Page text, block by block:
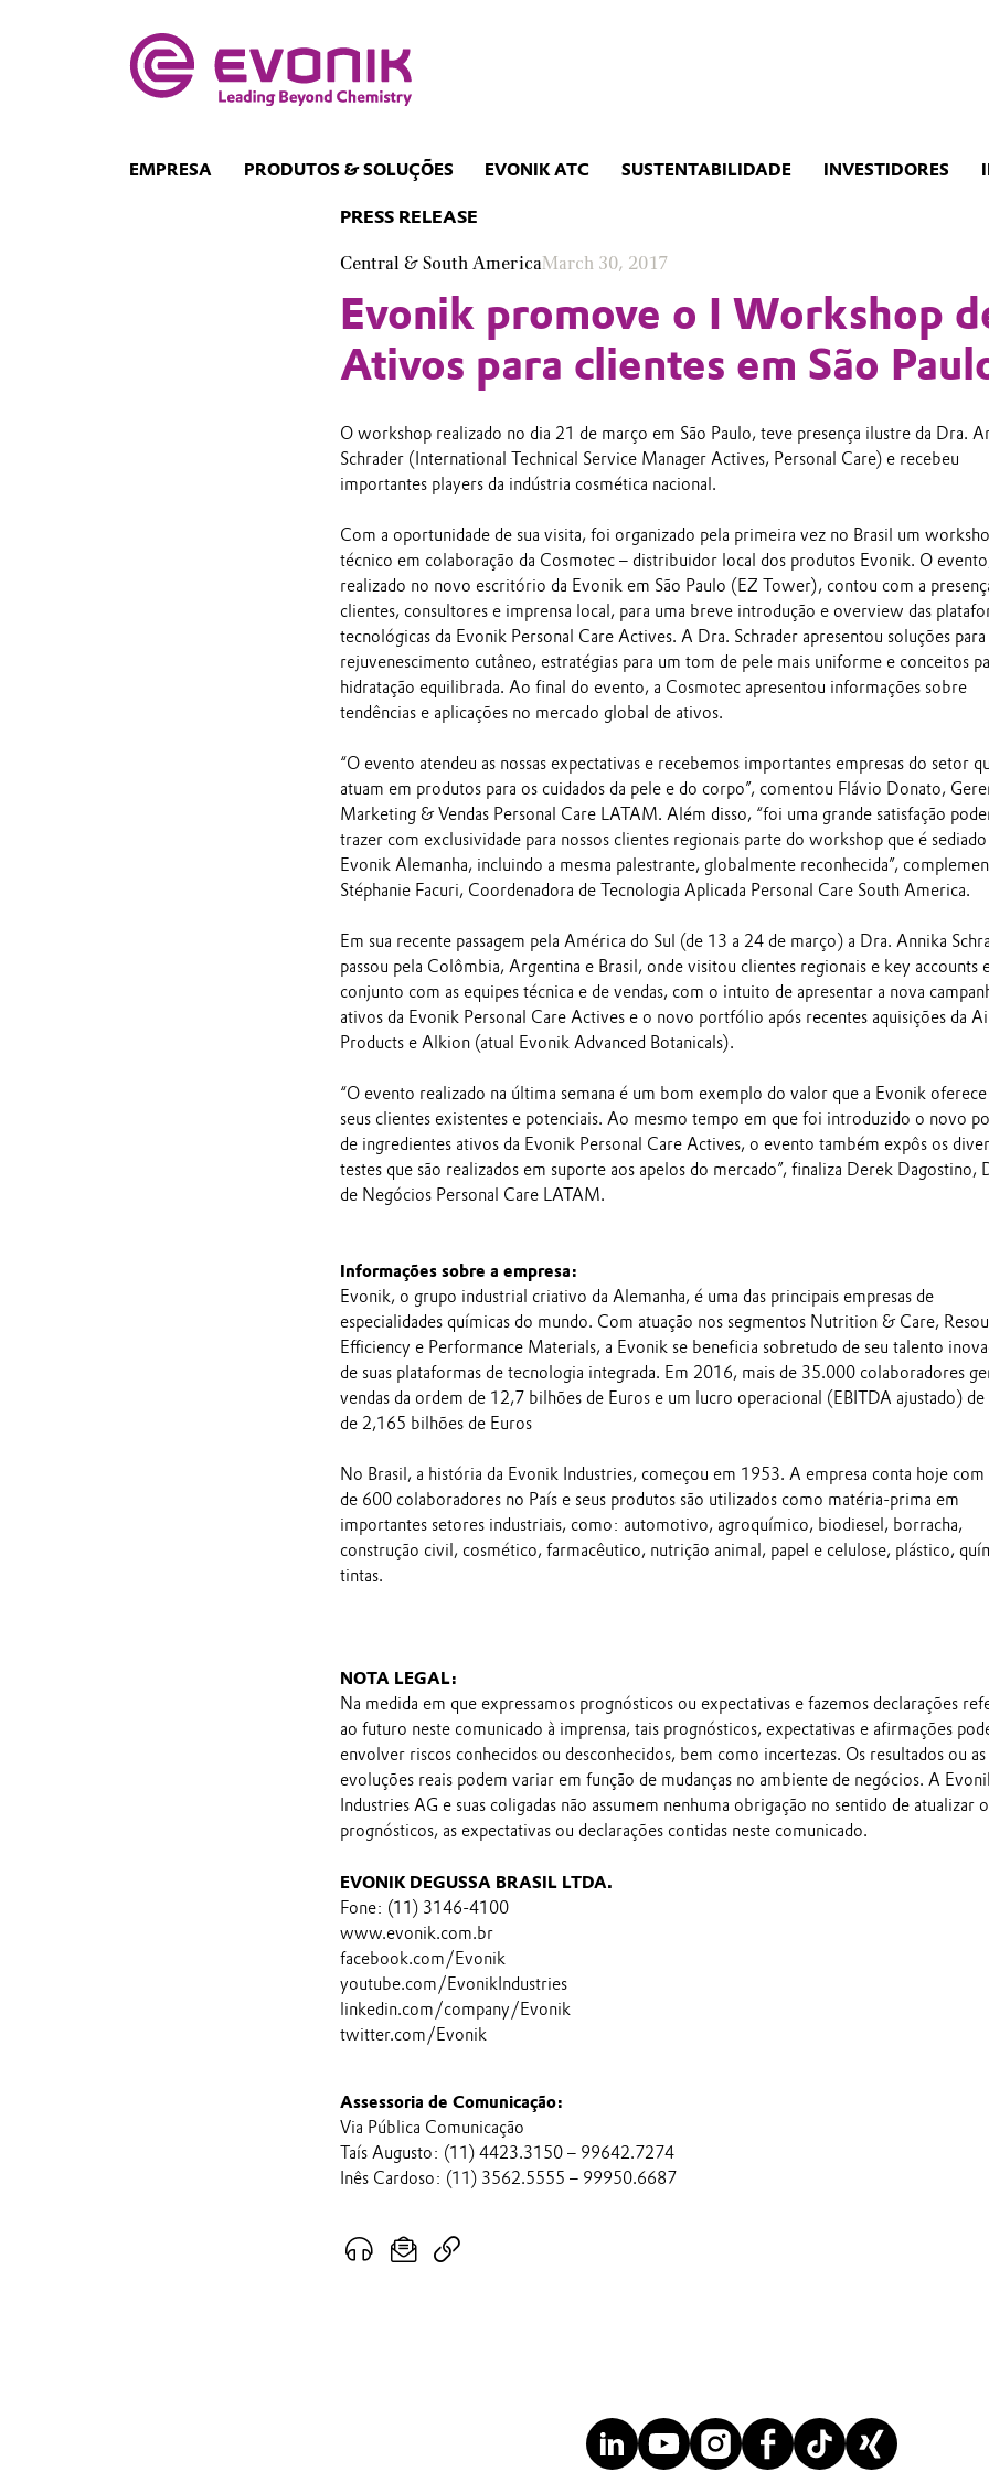
EMPRESA PRODUTOS & SOLUÇÕES EVONIK ATC SUSTENTABILIDADE INVESTIDORES
PRESS RELEASE
Central & South AmericaMarch 30, 2017
Evonik promove o I Workshop
Ativos para clientes em São
O workshop realizado no dia 21 de março em São Paulo, teve presença ilustre da Dra.
Schrader (International Technical Service Manager Actives, Personal Care) e recebeu
importantes players da indústria cosmética nacional.
Com a oportunidade de sua visita, foi organizado pela primeira vez no Brasil um
técnico em colaboração da Cosmotec – distribuidor local dos produtos Evonik. O
realizado no novo escritório da Evonik em São Paulo (EZ Tower), contou com a
clientes, consultores e imprensa local, para uma breve introdução e overview das
tecnológicas da Evonik Personal Care Actives. A Dra. Schrader apresentou soluções para
rejuvenescimento cutâneo, estratégias para um tom de pele mais uniforme e conceitos
hidratação equilibrada. Ao final do evento, a Cosmotec apresentou informações sobre
tendências e aplicações no mercado global de ativos.
“O evento atendeu as nossas expectativas e recebemos importantes empresas do setor
atuam em produtos para os cuidados da pele e do corpo”, comentou Flávio Donato,
Marketing & Vendas Personal Care LATAM. Além disso, “foi uma grande satisfação
trazer com exclusividade para nossos clientes regionais parte do workshop que é sediado
Evonik Alemanha, incluindo a mesma palestrante, globalmente reconhecida”,
Stéphanie Facuri, Coordenadora de Tecnologia Aplicada Personal Care South America.
Em sua recente passagem pela América do Sul (de 13 a 24 de março) a Dra. Annika
passou pela Colômbia, Argentina e Brasil, onde visitou clientes regionais e key accounts
conjunto com as equipes técnica e de vendas, com o intuito de apresentar a nova
ativos da Evonik Personal Care Actives e o novo portfólio após recentes aquisições da
Products e Alkion (atual Evonik Advanced Botanicals).
“O evento realizado na última semana é um bom exemplo do valor que a Evonik oferece
seus clientes existentes e potenciais. Ao mesmo tempo em que foi introduzido o novo
de ingredientes ativos da Evonik Personal Care Actives, o evento também expôs os
testes que são realizados em suporte aos apelos do mercado”, finaliza Derek Dagostino,
de Negócios Personal Care LATAM.
Informações sobre a empresa:
Evonik, o grupo industrial criativo da Alemanha, é uma das principais empresas de
especialidades químicas do mundo. Com atuação nos segmentos Nutrition & Care,
Efficiency e Performance Materials, a Evonik se beneficia sobretudo de seu talento
de suas plataformas de tecnologia integrada. Em 2016, mais de 35.000 colaboradores
vendas da ordem de 12,7 bilhões de Euros e um lucro operacional (EBITDA ajustado) de
de 2,165 bilhões de Euros
No Brasil, a história da Evonik Industries, começou em 1953. A empresa conta hoje com
de 600 colaboradores no País e seus produtos são utilizados como matéria-prima em
importantes setores industriais, como: automotivo, agroquímico, biodiesel, borracha,
construção civil, cosmético, farmacêutico, nutrição animal, papel e celulose, plástico,
tintas.
NOTA LEGAL:
Na medida em que expressamos prognósticos ou expectativas e fazemos declarações
ao futuro neste comunicado à imprensa, tais prognósticos, expectativas e afirmações
envolver riscos conhecidos ou desconhecidos, bem como incertezas. Os resultados ou as
evoluções reais podem variar em função de mudanças no ambiente de negócios. A
Industries AG e suas coligadas não assumem nenhuma obrigação no sentido de atualizar
prognósticos, as expectativas ou declarações contidas neste comunicado.
EVONIK DEGUSSA BRASIL LTDA.
Fone: (11) 3146-4100
www.evonik.com.br
facebook.com/Evonik
youtube.com/EvonikIndustries
linkedin.com/company/Evonik
twitter.com/Evonik
Assessoria de Comunicação:
Via Pública Comunicação
Taís Augusto: (11) 4423.3150 – 99642.7274
Inês Cardoso: (11) 3562.5555 – 99950.6687